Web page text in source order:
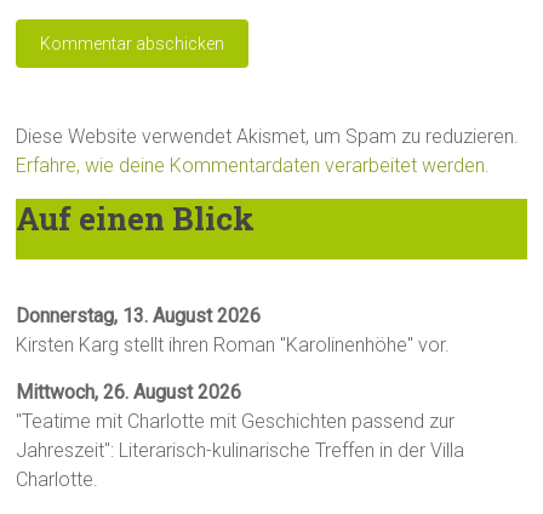
Diese Website verwendet Akismet, um Spam zu reduzieren.
Erfahre, wie deine Kommentardaten verarbeitet werden.
Auf einen Blick
Donnerstag, 13. August 2026
Kirsten Karg stellt ihren Roman "Karolinenhöhe" vor.
Mittwoch, 26. August 2026
"Teatime mit Charlotte mit Geschichten passend zur
Jahreszeit": Literarisch-kulinarische Treffen in der Villa
Charlotte.